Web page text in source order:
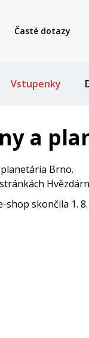
Časté dotazy
Vstupenky
a
Brno.
skončila 1. 8.